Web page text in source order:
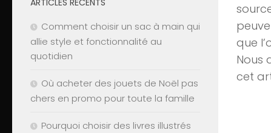
que
Nous
cet
ARTICLES RÉCENTS
Comment choisir un sac à main qui
allie style et fonctionnalité au
quotidien
Où acheter des jouets de Noël pas
chers en promo pour toute la famille
Pourquoi choisir des livres illustrés